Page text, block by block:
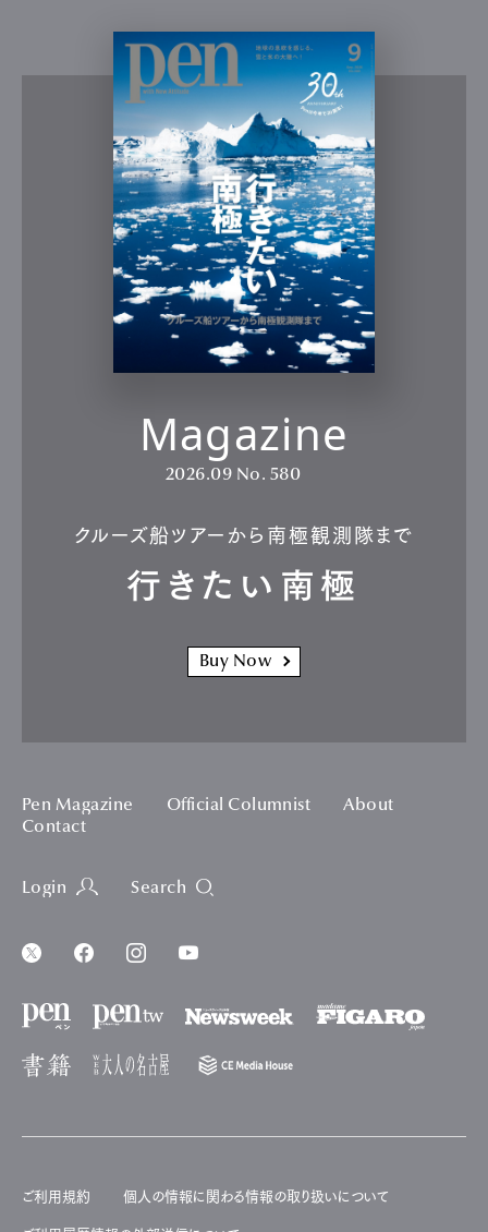
Magazine
2026.09 No. 580
クルーズ船ツアーから南極観測隊まで
行きたい南極
Buy Now
Pen Magazine Official Columnist
About
Contact
Login Search
ご利用規約 個人の情報に関わる情報の取り扱いについて